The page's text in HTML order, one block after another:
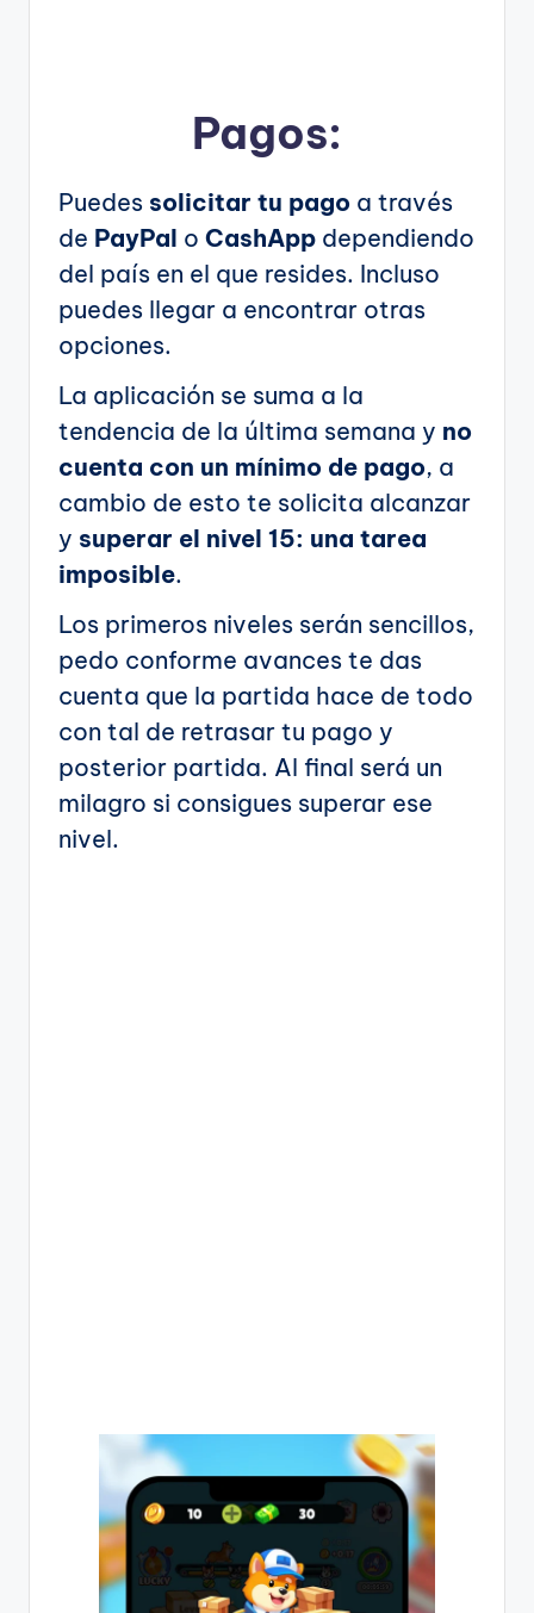
Pagos:
Puedes solicitar tu pago a través
de PayPal o CashApp dependiendo
del país en el que resides. Incluso
puedes llegar a encontrar otras
opciones.
La aplicación se suma a la
tendencia de la última semana y no
cuenta con un mínimo de pago, a
cambio de esto te solicita alcanzar
y superar el nivel 15: una tarea
imposible.
Los primeros niveles serán sencillos,
pedo conforme avances te das
cuenta que la partida hace de todo
con tal de retrasar tu pago y
posterior partida. Al final será un
milagro si consigues superar ese
nivel.